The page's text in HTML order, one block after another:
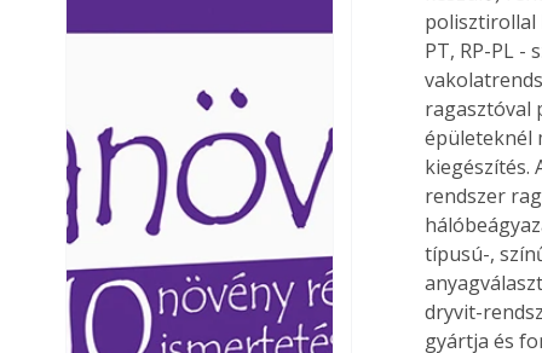
Ezermester
Laptapir kényelmes
mert: – t
polisztirollal
PT, RP-PL -
ragasztóval
épületeknél
kiegészítés.
rendszer
típusú-,
dryvit-
gyártja és